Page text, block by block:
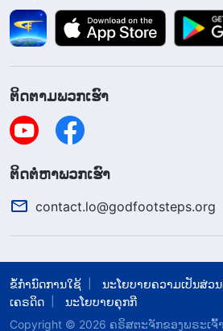
ຄົນໄດ້ຈົດຈຳຂໍ້ພຣະຄຳພີເຫຼົ່ານີ້, ພວກ
ເຫຼົ່ານີ້ດ້ວຍໃຈ ແລະ ພວກເຮົາເຫັນຂໍ້
ຊັບສົມບັດທີ່ລໍ້າຄ່າ, ເປັນຊີວິດ ແລະ
ຕັດສິນວ່າ ພວກເຮົາສາມາດໄດ້ຮັບຄ
ຍົກຂຶ້ນສູ່ສະຫວັນບໍ...
ເປັນເວລາຫຼາຍພັນປີ ຄົນທີ່ມີຊີວິດຢູ່ກໍ
ນໍາພວກເຂົາ, ແຕ່ໃນເລື່ອງທີ່ວ່າ ພວກເ
ສະຫວັນ ຫຼື ບໍ່ນັ້ນ ບໍ່ມີໃຜຮູ້ຢ່າງແທ້ຈິ
ມາ, ລືມເລື່ອງລາວທຸກຢ່າງທີ່ເຄີຍເກີ
ຍັງປະຕິບັດຕາມຄຳສັ່ງສອນ ແລະ ເສັ້
ຄືເກົ່າ. ໃນທຳນອງນີ້ ເວລາຫຼາຍປີຜ່າ
ຕິດຕາມພວກເຮົາ
​ຕິດ​ຕໍ່​ຫາ​ພວກ​ເຮົາ
contact.lo@godfootsteps.org
ຂໍ້ກຳນົດການໃຊ້
ນະໂຍບາຍຄວາມເປັນສ່ວ
ເຄຣດິດ
ນະໂຍບາຍຄຸກກີ
Copyright © 2026 ຄຣິສຕະຈັກຂອງພຣະເຈົ້